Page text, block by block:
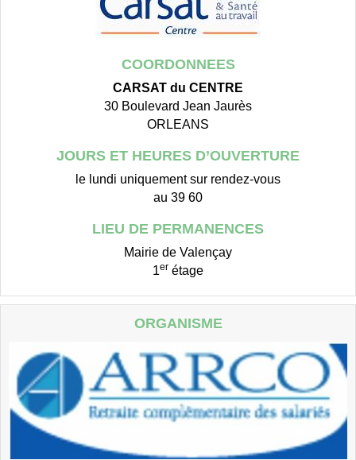
COORDONNEES
CARSAT du CENTRE
30 Boulevard Jean Jaurès
ORLEANS
JOURS ET HEURES D’OUVERTURE
le lundi uniquement sur rendez-vous
au 39 60
LIEU DE PERMANENCES
Mairie de Valençay
1er étage
ORGANISME